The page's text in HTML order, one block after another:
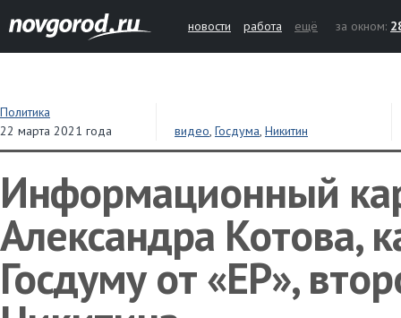
новости работа ещё за окном:
Политика
22 марта 2021 года
видео, Госдума, Никитин
Информационный
Александра Котова,
Госдуму от «ЕР»,